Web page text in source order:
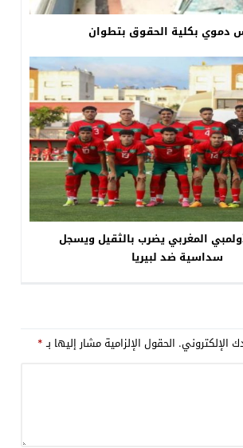
دموي بكلية الحقوق بتطوان
المغربي يضرب بالثقيل ويسجل
سداسية ضد لبيريا
الإلكتروني. الحقول الإلزامية مشار إليها بـ*